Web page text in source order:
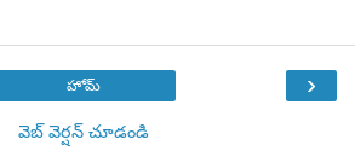
›
హోమ్
వెబ్ వెర్షన్‌ చూడండి